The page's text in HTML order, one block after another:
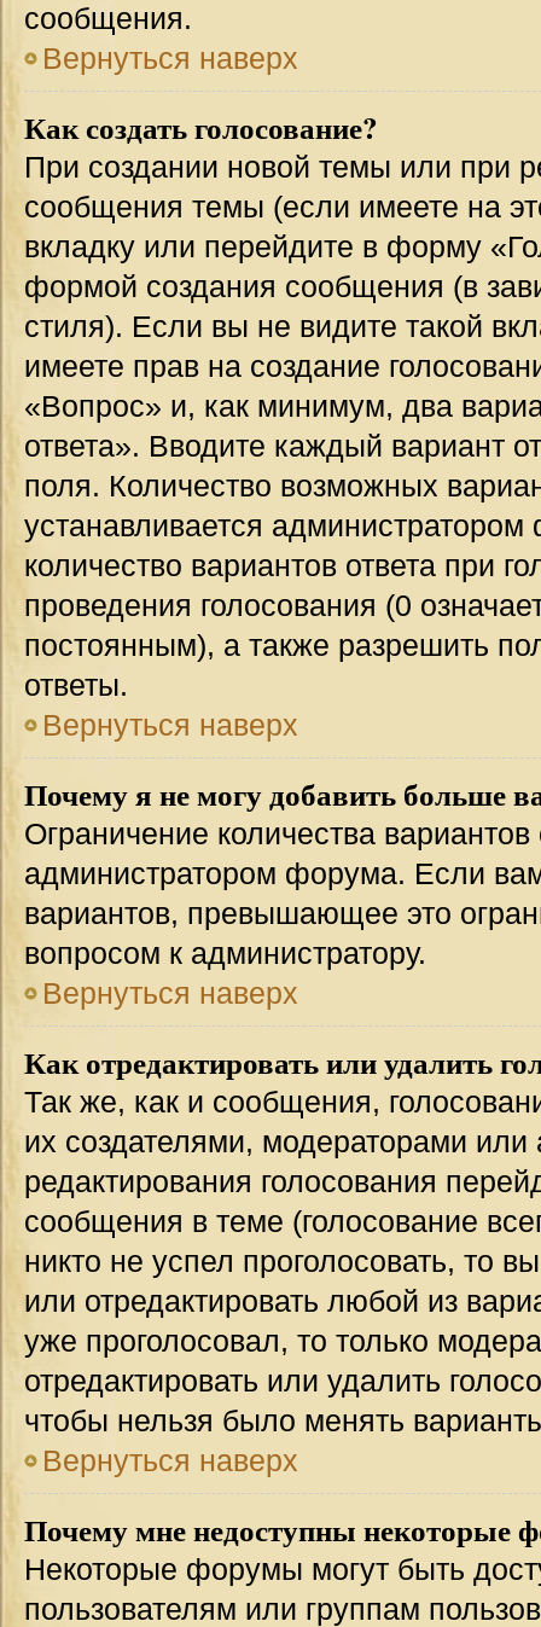
сообщения.
Вернуться наверх
Как создать голосование?
При создании новой темы или при
сообщения темы (если имеете на
вкладку или перейдите в форму
формой создания сообщения (в
стиля). Если вы не видите такой
имеете прав на создание
«Вопрос» и, как минимум, два
ответа». Вводите каждый вариант
поля. Количество возможных
устанавливается
количество вариантов ответа при
проведения голосования (0
постоянным), а также разрешить
ответы.
Вернуться наверх
Почему я не могу добавить больше
Ограничение количества вариантов
администратором форума. Если
вариантов, превышающее это
вопросом к администратору.
Вернуться наверх
Как отредактировать или удалить
Так же, как и сообщения,
их создателями, модераторами
редактирования голосования
сообщения в теме (голосование
никто не успел проголосовать, то
или отредактировать любой из
уже проголосовал, то только
отредактировать или удалить
чтобы нельзя было менять
Вернуться наверх
Почему мне недоступны некоторые
Некоторые форумы могут быть
пользователям или группам